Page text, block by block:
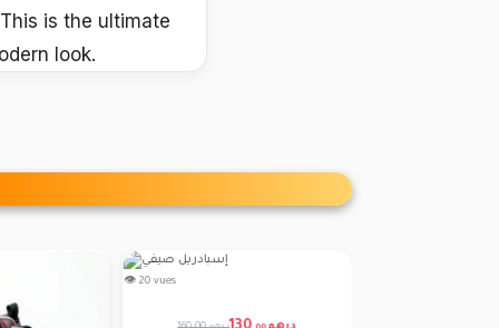
is the ultimate
look.
👁 20 vues